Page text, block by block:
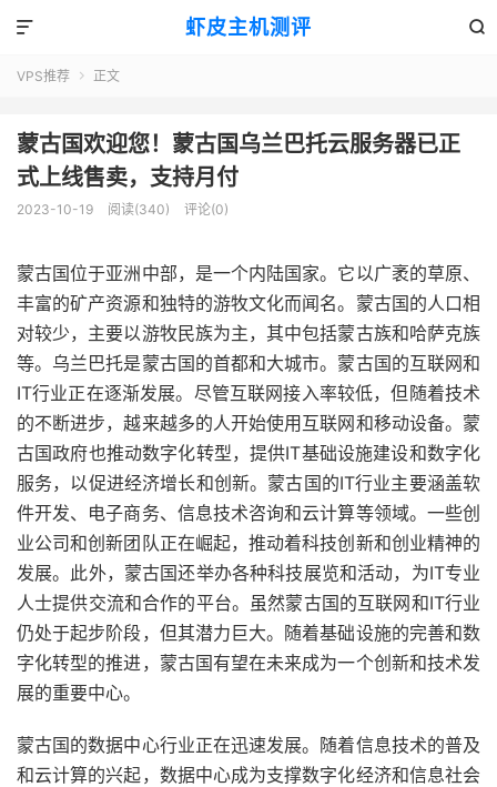
虾皮主机测评 

VPS推荐  正文
蒙古国欢迎您！蒙古国乌兰巴托云服务器已正
式上线售卖，支持月付
2023-10-19 阅读(340) 评论(0)
蒙古国位于亚洲中部，是一个内陆国家。它以广袤的草原、
丰富的矿产资源和独特的游牧文化而闻名。蒙古国的人口相
对较少，主要以游牧民族为主，其中包括蒙古族和哈萨克族
等。乌兰巴托是蒙古国的首都和大城市。蒙古国的互联网和
IT行业正在逐渐发展。尽管互联网接入率较低，但随着技术
的不断进步，越来越多的人开始使用互联网和移动设备。蒙
古国政府也推动数字化转型，提供IT基础设施建设和数字化
服务，以促进经济增长和创新。蒙古国的IT行业主要涵盖软
件开发、电子商务、信息技术咨询和云计算等领域。一些创
业公司和创新团队正在崛起，推动着科技创新和创业精神的
发展。此外，蒙古国还举办各种科技展览和活动，为IT专业
人士提供交流和合作的平台。虽然蒙古国的互联网和IT行业
仍处于起步阶段，但其潜力巨大。随着基础设施的完善和数
字化转型的推进，蒙古国有望在未来成为一个创新和技术发
展的重要中心。
蒙古国的数据中心行业正在迅速发展。随着信息技术的普及
和云计算的兴起，数据中心成为支撑数字化经济和信息社会